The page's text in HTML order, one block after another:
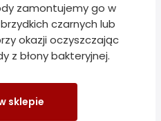
zamontujemy go w
czarnych lub
okazji oczyszczając
z błony bakteryjnej.
sklepie